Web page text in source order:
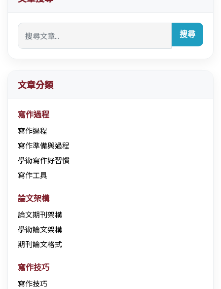
搜尋
文章分類
寫作過程
寫作過程
寫作準備與過程
學術寫作好習慣
寫作工具
論文架構
論文期刊架構
學術論文架構
期刊論文格式
寫作技巧
寫作技巧